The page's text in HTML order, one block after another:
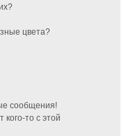
цвета?
сообщения!
то с этой